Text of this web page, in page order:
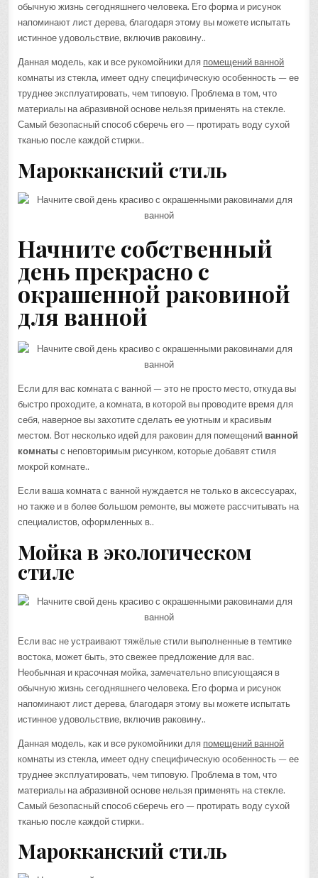
обычную жизнь сегодняшнего человека. Его форма и рисунок
напоминают лист дерева, благодаря этому вы можете испытать
истинное удовольствие, включив раковину..
Данная модель, как и все рукомойники для помещений ванной
комнаты из стекла, имеет одну специфическую особенность — ее
труднее эксплуатировать, чем типовую. Проблема в том, что
материалы на абразивной основе нельзя применять на стекле.
Самый безопасный способ сберечь его — протирать воду сухой
тканью после каждой стирки..
Марокканский стиль
Начните собственный
день прекрасно с
окрашенной раковиной
для ванной
Если для вас комната с ванной — это не просто место, откуда вы
быстро проходите, а комната, в которой вы проводите время для
себя, наверное вы захотите сделать ее уютным и красивым
местом. Вот несколько идей для раковин для помещений ванной
комнаты с неповторимым рисунком, которые добавят стиля
мокрой комнате..
Если ваша комната с ванной нуждается не только в аксессуарах,
но также и в более большом ремонте, вы можете рассчитывать на
специалистов, оформленных в..
Мойка в экологическом
стиле
Если вас не устраивают тяжёлые стили выполненные в темтике
востока, может быть, это свежее предложение для вас.
Необычная и красочная мойка, замечательно вписующаяся в
обычную жизнь сегодняшнего человека. Его форма и рисунок
напоминают лист дерева, благодаря этому вы можете испытать
истинное удовольствие, включив раковину..
Данная модель, как и все рукомойники для помещений ванной
комнаты из стекла, имеет одну специфическую особенность — ее
труднее эксплуатировать, чем типовую. Проблема в том, что
материалы на абразивной основе нельзя применять на стекле.
Самый безопасный способ сберечь его — протирать воду сухой
тканью после каждой стирки..
Марокканский стиль